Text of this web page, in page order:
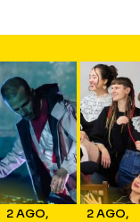
2 AGO,
2 AGO,